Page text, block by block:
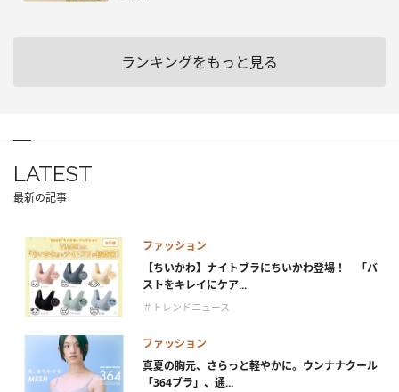
ランキングをもっと見る
LATEST
最新の記事
ファッション
【ちいかわ】ナイトブラにちいかわ登場！ 「バ
ストをキレイにケア...
＃トレンドニュース
ファッション
真夏の胸元、さらっと軽やかに。ウンナナクール
「364ブラ」、通...